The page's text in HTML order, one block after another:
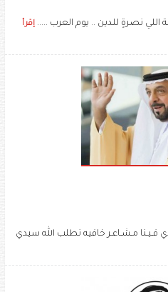
اللي نصرةٍ للدين .. يوم العرب ..... إقرأ
فـيـنا مـشـاعـر خافيه نطلب الله سيدي